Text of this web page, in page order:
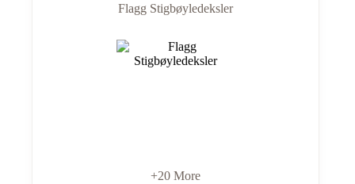
Flagg Stigbøyledeksler
+20 More